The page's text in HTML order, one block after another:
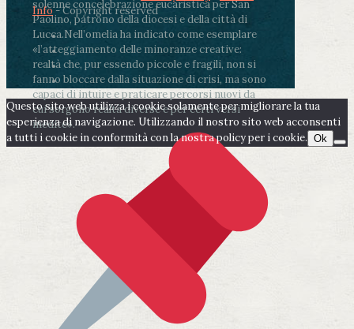
solenne concelebrazione eucaristica per San
Paolino, patrono della diocesi e della città di
Lucca.Nell’omelia ha indicato come esemplare
«l’atteggiamento delle minoranze creative:
realtà che, pur essendo piccole e fragili, non si
fanno bloccare dalla situazione di crisi, ma sono
capaci di intuire e praticare percorsi nuovi da
cui sorgono realtà diverse e per certi versi
inedite».
Info- Copyright reserved
Questo sito web utilizza i cookie solamente per migliorare la tua
esperienza di navigazione. Utilizzando il nostro sito web acconsenti
a tutti i cookie in conformità con la nostra policy per i cookie. Ok